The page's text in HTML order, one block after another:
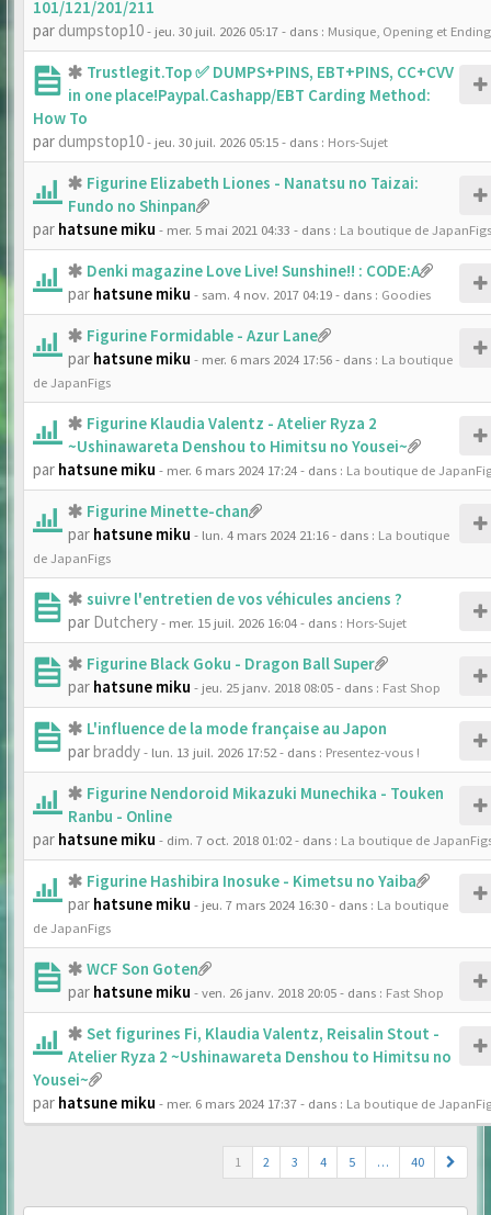
101/121/201/211
par dumpstop10- jeu. 30 juil. 2026 05:17- dans : Musique, Opening et Ending
Trustlegit.Top ✅ DUMPS+PINS, EBT+PINS, CC+CVV
in one place!Paypal.Cashapp/EBT Carding Method:
How To
par dumpstop10- jeu. 30 juil. 2026 05:15- dans : Hors-Sujet
Figurine Elizabeth Liones - Nanatsu no Taizai:
Fundo no Shinpan
par hatsune miku - mer. 5 mai 2021 04:33 - dans : La boutique de JapanFigs
Denki magazine Love Live! Sunshine!! : CODE:A
par hatsune miku - sam. 4 nov. 2017 04:19- dans : Goodies
Figurine Formidable - Azur Lane
par hatsune miku - mer. 6 mars 2024 17:56- dans : La boutique
de JapanFigs
Figurine Klaudia Valentz - Atelier Ryza 2
~Ushinawareta Denshou to Himitsu no Yousei~
par hatsune miku - mer. 6 mars 2024 17:24- dans : La boutique de
Figurine Minette-chan
par hatsune miku - lun. 4 mars 2024 21:16- dans : La boutique
de JapanFigs
suivre l'entretien de vos véhicules anciens ?
par Dutchery- mer. 15 juil. 2026 16:04- dans : Hors-Sujet
Figurine Black Goku - Dragon Ball Super
par hatsune miku - jeu. 25 janv. 2018 08:05- dans : Fast Shop
L'influence de la mode française au Japon
parbraddy- lun. 13 juil. 2026 17:52- dans : Presentez-vous !
Figurine Nendoroid Mikazuki Munechika - Touken
Ranbu - Online
par hatsune miku - dim. 7 oct. 2018 01:02- dans : La boutique de
Figurine Hashibira Inosuke - Kimetsu no Yaiba
par hatsune miku - jeu. 7 mars 2024 16:30- dans : La boutique
de JapanFigs
WCF Son Goten
par hatsune miku - ven. 26 janv. 2018 20:05- dans : Fast Shop
Set figurines Fi, Klaudia Valentz, Reisalin Stout -
Atelier Ryza 2 ~Ushinawareta Denshou to Himitsu no
Yousei~
par hatsune miku - mer. 6 mars 2024 17:37- dans : La boutique de
1 2 3 4 5 … 40